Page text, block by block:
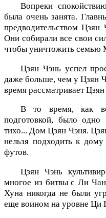
Вопреки
была очень занята.
предводительством
Они собирали все свои
чтобы уничтожить семью
Цзян Чэнь успел
даже больше, чем у Цзян
время рассматривает
В то время, как
подготовкой, было
тихо... Дом Цзян Чэня.
нельзя подходить к
футов.
Цзян Чэнь
многое из битвы с Ли
Хуна никогда не были
еще воином на уровне Ци